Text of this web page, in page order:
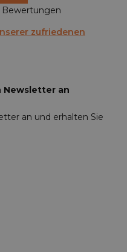
Bewertungen
zufriedenen
Newsletter an
an und erhalten Sie